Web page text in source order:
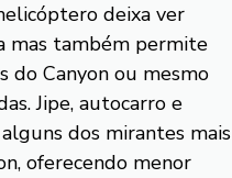
deixa ver
mas também permite
do Canyon ou mesmo
Jipe, autocarro e
dos mirantes mais
oferecendo menor